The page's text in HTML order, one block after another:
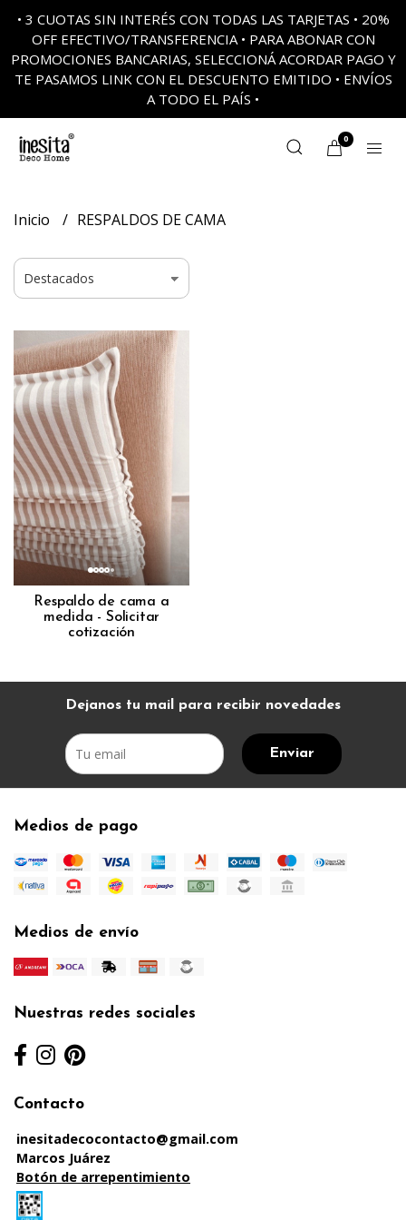
• 3 CUOTAS SIN INTERÉS CON TODAS LAS TARJETAS • 20%
OFF EFECTIVO/TRANSFERENCIA • PARA ABONAR CON
PROMOCIONES BANCARIAS, SELECCIONÁ ACORDAR PAGO Y
TE PASAMOS LINK CON EL DESCUENTO EMITIDO • ENVÍOS
A TODO EL PAÍS •
0
Inicio RESPALDOS DE CAMA
Respaldo de cama a
medida - Solicitar
cotización
Dejanos tu mail para recibir novedades
Enviar
Medios de pago
Medios de envío
Nuestras redes sociales
Contacto
inesitadecocontacto@gmail.com
Marcos Juárez
Botón de arrepentimiento